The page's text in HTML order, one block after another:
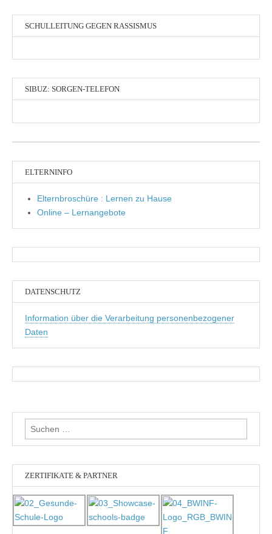
SCHULLEITUNG GEGEN RASSISMUS
SIBUZ: SORGEN-TELEFON
ELTERNINFO
Elternbroschüre : Lernen zu Hause
Online – Lernangebote
DATENSCHUTZ
Information über die Verarbeitung personenbezogener
Daten
Suchen
nach:
ZERTIFIKATE & PARTNER